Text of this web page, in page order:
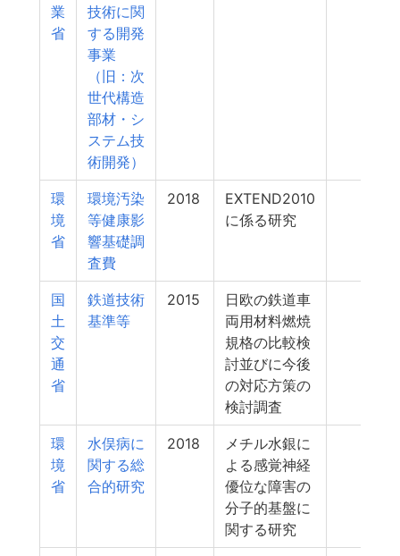
業
省
技術に関
する開発
事業
（旧：次
世代構造
部材・シ
ステム技
術開発）
環
境
省
環境汚染
等健康影
響基礎調
査費
2018
EXTEND2010
に係る研究
国
土
交
通
省
鉄道技術
基準等
2015
日欧の鉄道車
両用材料燃焼
規格の比較検
討並びに今後
の対応方策の
検討調査
環
境
省
水俣病に
関する総
合的研究
2018
メチル水銀に
よる感覚神経
優位な障害の
分子的基盤に
関する研究